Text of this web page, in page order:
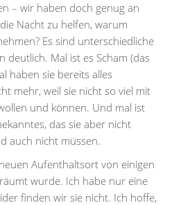
– wir haben doch genug an
Nacht zu helfen, warum
Es sind unterschiedliche
deutlich. Mal ist es Scham (das
haben sie bereits alles
mehr, weil sie nicht so viel mit
und können. Und mal ist
das sie aber nicht
auch nicht müssen.
Aufenthaltsort von einigen
wurde. Ich habe nur eine
finden wir sie nicht. Ich hoffe,